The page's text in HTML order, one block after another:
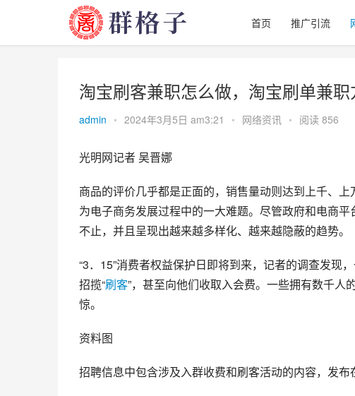
首页 推广引流
淘宝刷客兼职怎么做，淘宝刷单兼职
admin • 2024年3月5日 am3:21 • 网络资讯 • 阅读 856
光明网记者 吴晋娜
商品的评价几乎都是正面的，销售量动则达到上千、
为电子商务发展过程中的一大难题。尽管政府和电商
不止，并且呈现出越来越多样化、越来越隐蔽的趋势。
“3．15”消费者权益保护日即将到来，记者的调查发现
招揽“刷客”，甚至向他们收取入会费。一些拥有数千
惊。
资料图
招聘信息中包含涉及入群收费和刷客活动的内容，发布